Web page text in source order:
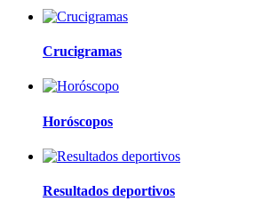
Crucigramas
Horóscopos
Resultados deportivos